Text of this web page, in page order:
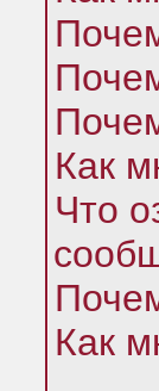
Как
Что
Как